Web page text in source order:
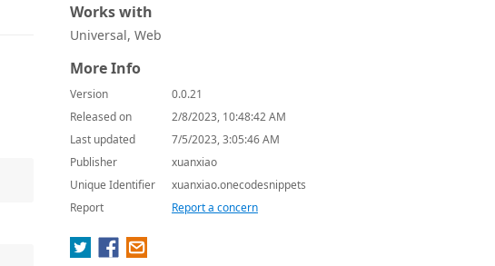
Works with
Universal, Web
More Info
Version
0.0.21
Released on
2/8/2023, 10:48:42 AM
Last updated
7/5/2023, 3:05:46 AM
Publisher
xuanxiao
Unique Identifier
xuanxiao.onecodesnippets
Report
Report a concern